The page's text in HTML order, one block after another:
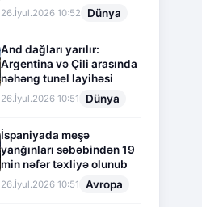
26.İyul.2026 10:52 Dünya
And dağları yarılır:
Argentina və Çili arasında
nəhəng tunel layihəsi
26.İyul.2026 10:51 Dünya
İspaniyada meşə
yanğınları səbəbindən 19
min nəfər təxliyə olunub
26.İyul.2026 10:51 Avropa